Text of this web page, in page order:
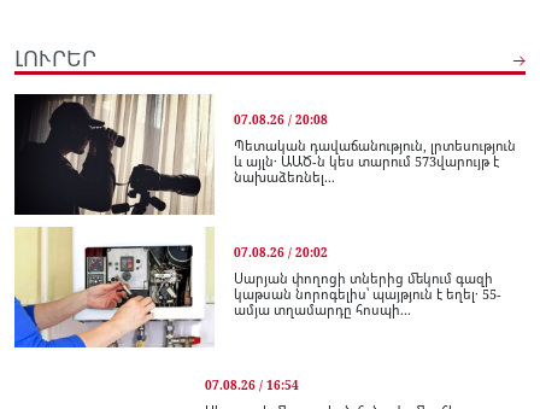
ԼՈՒՐԵՐ
07.08.26 / 20:08
Պետական դավաճանություն, լրտեսություն
և այլն․ ԱԱԾ-ն կես տարում 573վարույթ է
նախաձեռնել...
07.08.26 / 20:02
Սարյան փողոցի տներից մեկում գազի
կաթսան նորոգելիս՝ պայթյուն է եղել․ 55-
ամյա տղամարդը հոսպի...
07.08.26 / 16:54